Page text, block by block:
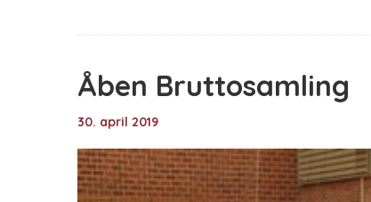
Åben Bruttosamling
30. april 2019